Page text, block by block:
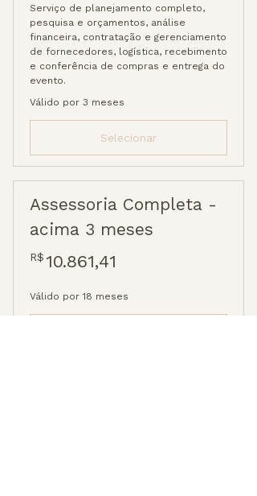
Serviço de planejamento completo,
pesquisa e orçamentos, análise
financeira, contratação e gerenciamento
de fornecedores, logística, recebimento
e conferência de compras e entrega do
evento.
Válido por 3 meses
Selecionar
Assessoria Completa -
acima 3 meses
R$ 10.861,41
Válido por 18 meses